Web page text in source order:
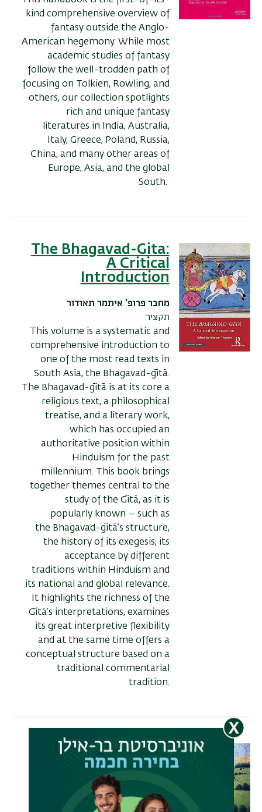
kind comprehensive overview of
fantasy outside the Anglo-
American hegemony. While most
academic studies of fantasy
follow the well-trodden path of
focusing on Tolkien, Rowling, and
others, our collection spotlights
rich and unique fantasy
literatures in India, Australia,
Italy, Greece, Poland, Russia,
China, and many other areas of
Europe, Asia, and the global
South.
The Bhagavad-Gita:
A Critical
Introduction
מחבר פרופ' איתמר תאודור
תקציר
This volume is a systematic and
comprehensive introduction to
one of the most read texts in
South Asia, the Bhagavad-gītā.
The Bhagavad-gītā is at its core a
religious text, a philosophical
treatise, and a literary work,
which has occupied an
authoritative position within
Hinduism for the past
millennium. This book brings
together themes central to the
study of the Gītā, as it is
popularly known – such as
the Bhagavad-gītā’s structure,
the history of its exegesis, its
acceptance by different
traditions within Hinduism and
its national and global relevance.
It highlights the richness of the
Gītā’s interpretations, examines
its great interpretive flexibility
and at the same time offers a
conceptual structure based on a
traditional commentarial
tradition.
The 'Fifth Veda' of
Hinduism: Poetry,
Philosophy and
Devotion in the
Bhagavata Purana